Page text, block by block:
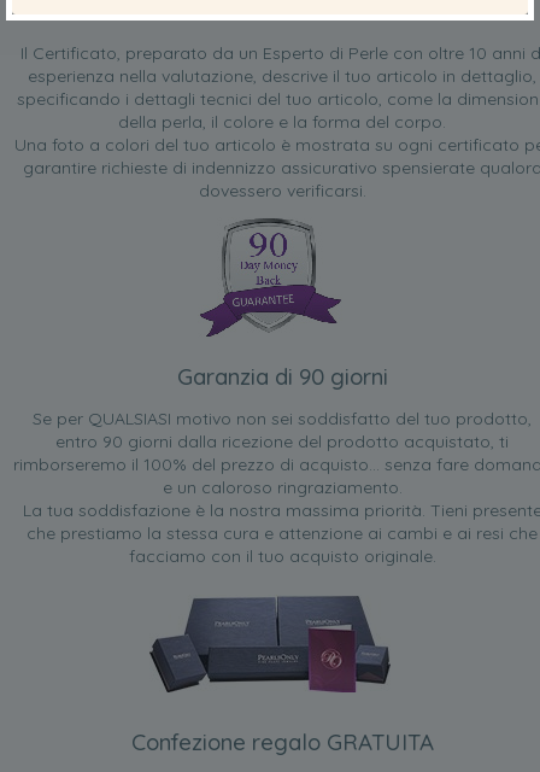
Il Certificato, preparato da un Esperto di Perle con oltre 10 anni
esperienza nella valutazione, descrive il tuo articolo in dettaglio,
specificando i dettagli tecnici del tuo articolo, come la
della perla, il colore e la forma del corpo.
Una foto a colori del tuo articolo è mostrata su ogni certificato
garantire richieste di indennizzo assicurativo spensierate
dovessero verificarsi.
Garanzia di 90 giorni
Se per QUALSIASI motivo non sei soddisfatto del tuo prodotto,
entro 90 giorni dalla ricezione del prodotto acquistato, ti
rimborseremo il 100% del prezzo di acquisto... senza fare
e un caloroso ringraziamento.
La tua soddisfazione è la nostra massima priorità. Tieni
che prestiamo la stessa cura e attenzione ai cambi e ai resi che
facciamo con il tuo acquisto originale.
Confezione regalo GRATUITA